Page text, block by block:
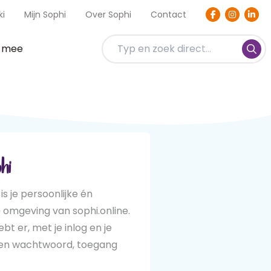
Mijn Sophi Over Sophi Contact
je persoonlijke én
van sophi.online.
er, met je inlog en je
wachtwoord, toegang